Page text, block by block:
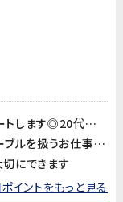
未経験でも大丈夫！先輩がしっかりサポートします◎20代～50代女性活躍中!
力仕事は一切なし！30cmほどの軽いケーブルを扱うお仕事です♪
にできます
イントをもっと見る